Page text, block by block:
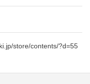
store/contents/?d=55